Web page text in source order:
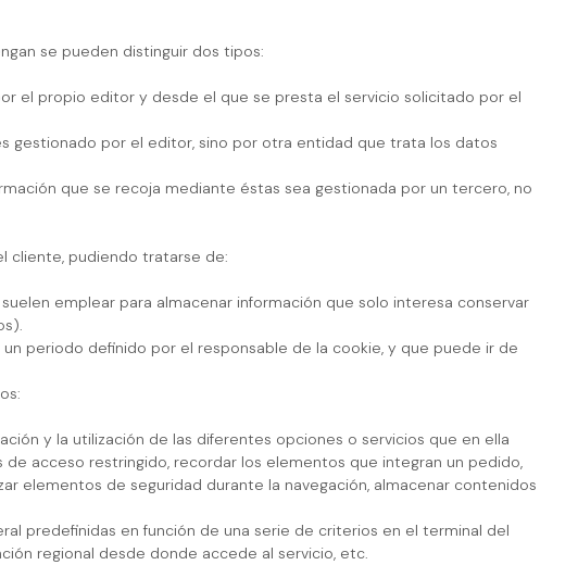
se pueden distinguir dos tipos:
el propio editor y desde el que se presta el servicio solicitado por el
gestionado por el editor, sino por otra entidad que trata los datos
que se recoja mediante éstas sea gestionada por un tercero, no
cliente, pudiendo tratarse de:
emplear para almacenar información que solo interesa conservar
periodo definido por el responsable de la cookie, y que puede ir de
y la utilización de las diferentes opciones o servicios que en ella
acceso restringido, recordar los elementos que integran un pedido,
elementos de seguridad durante la navegación, almacenar contenidos
predefinidas en función de una serie de criterios en el terminal del
regional desde donde accede al servicio, etc.